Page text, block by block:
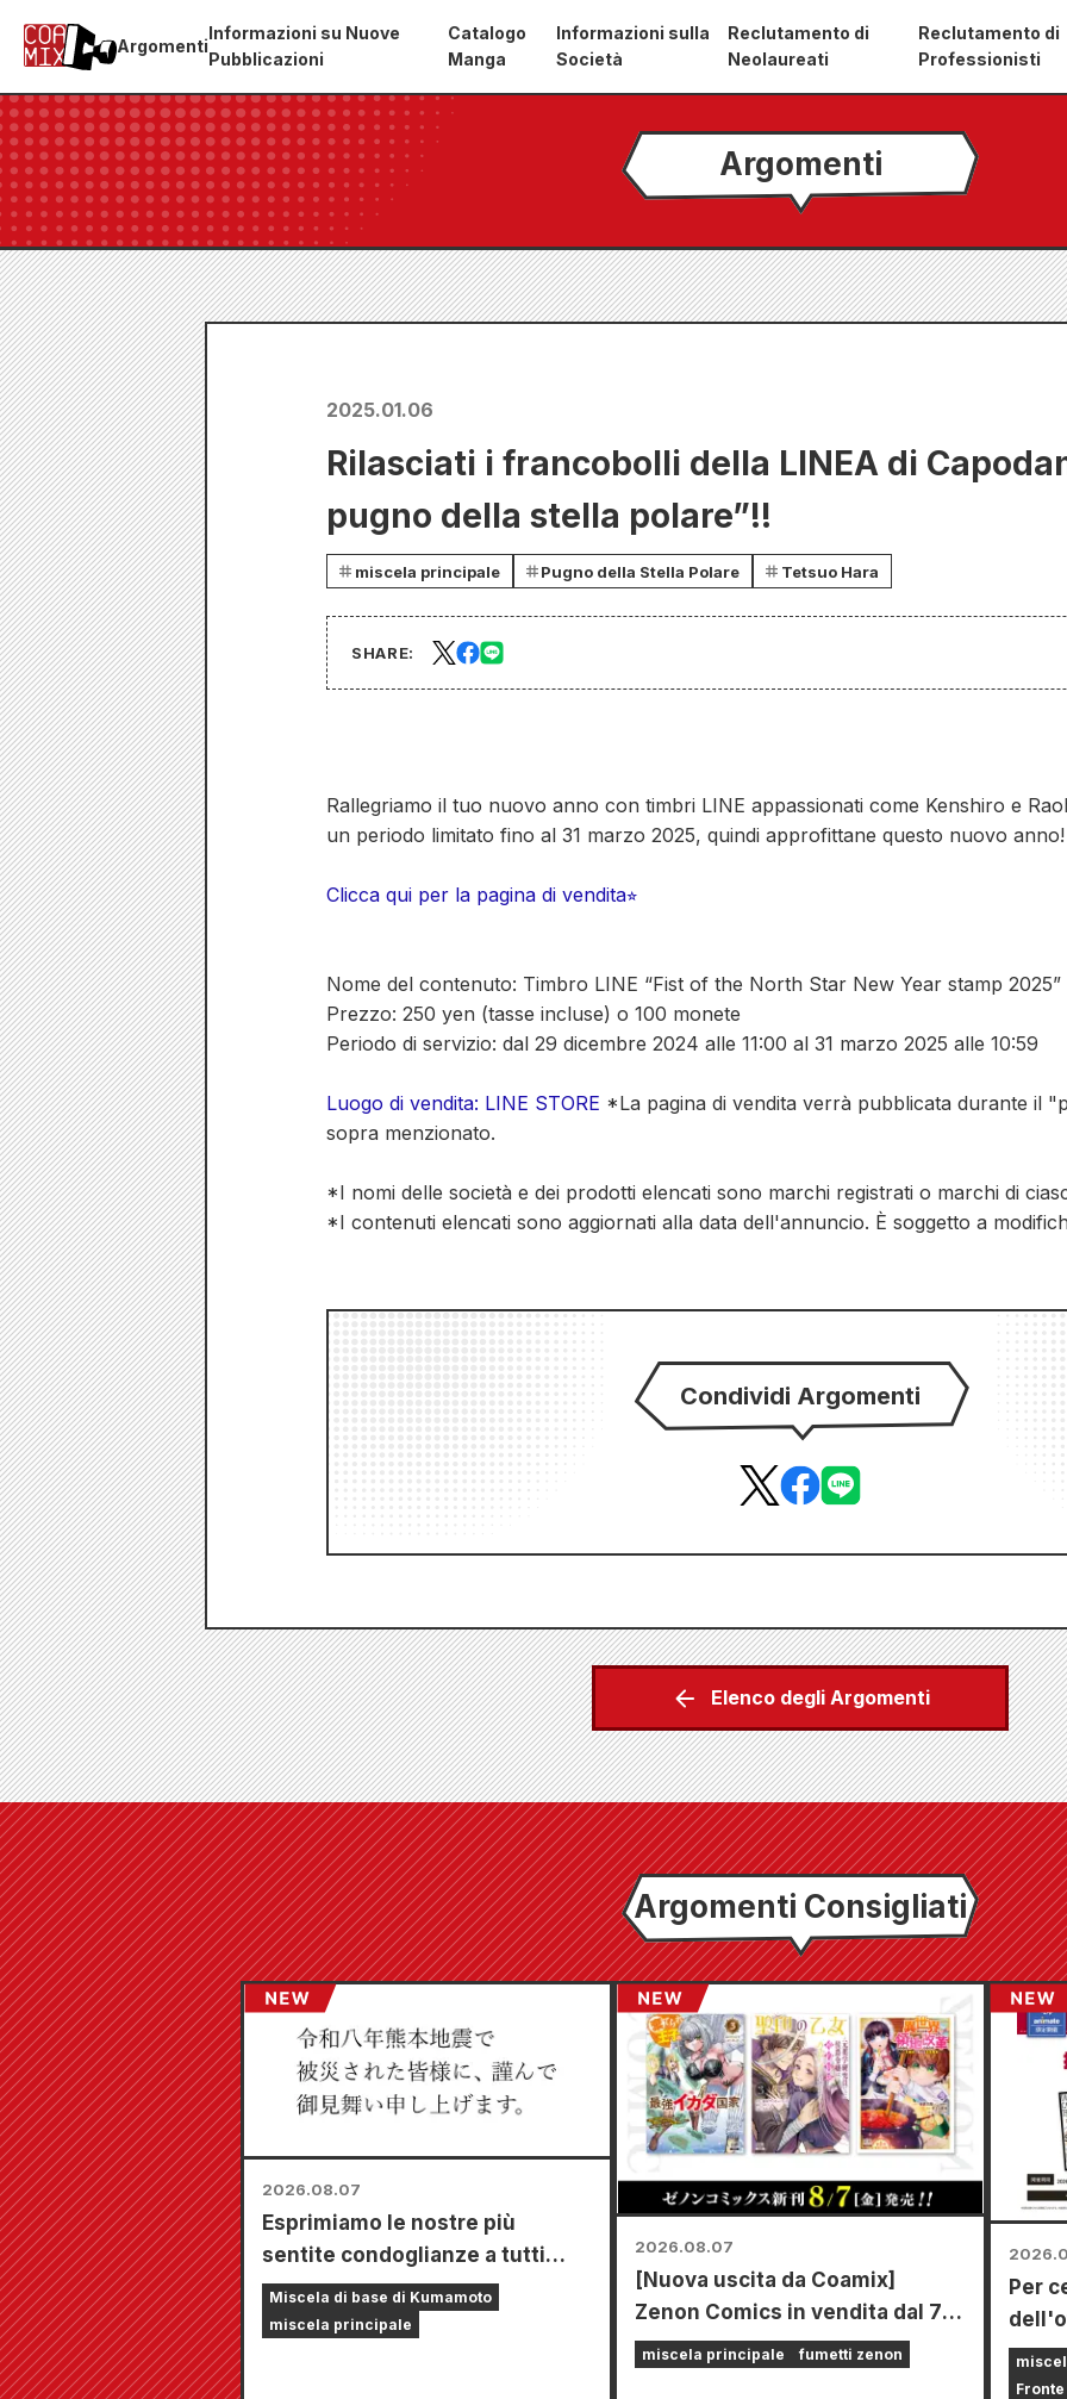
Argomenti
Informazioni su Nuove
Pubblicazioni
Catalogo
Manga
Informazioni sulla
Società
Reclutamento di
Neolaureati
Reclutamento di
Professionisti
Argomenti
2025.01.06
Rilasciati i francobolli della LINEA di
pugno della stella polare”!!
miscela principale Pugno della Stella Polare Tetsuo Hara
SHARE:
Rallegriamo il tuo nuovo anno con timbri LINE appassionati come Kenshiro e
un periodo limitato fino al 31 marzo 2025, quindi approfittane questo nuovo anno!
Clicca qui per la pagina di vendita⭐︎
Nome del contenuto: Timbro LINE “Fist of the North Star New Year stamp 2025”
Prezzo: 250 yen (tasse incluse) o 100 monete
Periodo di servizio: dal 29 dicembre 2024 alle 11:00 al 31 marzo 2025 alle 10:59
Luogo di vendita: LINE STORE *La pagina di vendita verrà pubblicata durante il
sopra menzionato.
*I nomi delle società e dei prodotti elencati sono marchi registrati o marchi di
*I contenuti elencati sono aggiornati alla data dell'annuncio. È soggetto a
Condividi Argomenti
Elenco degli Argomenti
Argomenti Consigliati
2026.08.07
Esprimiamo le nostre più
sentite condoglianze a tutti
coloro che sono stati colpiti dal
terremoto di Kumamoto del
Miscela di base di Kumamoto
miscela principale
2026.08.07
[Nuova uscita da Coamix]
Zenon Comics in vendita dal 7
agosto (venerdì)!
miscela principale fumetti zenon
Per
20